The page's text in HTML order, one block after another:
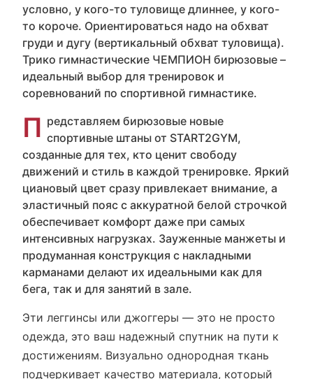
условно, у кого-то туловище длиннее, у кого-
то короче. Ориентироваться надо на обхват
груди и дугу (вертикальный обхват туловища).
Трико гимнастические ЧЕМПИОН бирюзовые –
идеальный выбор для тренировок и
соревнований по спортивной гимнастике.
П редставляем бирюзовые новые
спортивные штаны от START2GYM,
созданные для тех, кто ценит свободу
движений и стиль в каждой тренировке. Яркий
циановый цвет сразу привлекает внимание, а
эластичный пояс с аккуратной белой строчкой
обеспечивает комфорт даже при самых
интенсивных нагрузках. Зауженные манжеты и
продуманная конструкция с накладными
карманами делают их идеальными как для
бега, так и для занятий в зале.
Эти леггинсы или джоггеры — это не просто
одежда, это ваш надежный спутник на пути к
достижениям. Визуально однородная ткань
подчеркивает качество материала, который